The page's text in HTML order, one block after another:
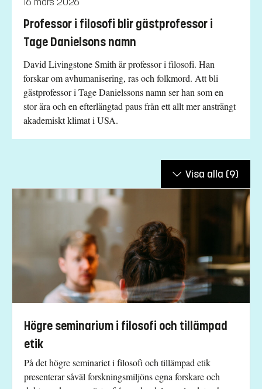
Professor i filosofi blir gästprofessor i
Tage Danielsons namn
David Livingstone Smith är professor i filosofi. Han
forskar om avhumanisering, ras och folkmord. Att bli
gästprofessor i Tage Danielssons namn ser han som en
stor ära och en efterlängtad paus från ett allt mer ansträngt
akademiskt klimat i USA.
Visa alla (9)
Högre seminarium i filosofi och tillämpad
etik
På det högre seminariet i filosofi och tillämpad etik
presenterar såväl forskningsmiljöns egna forskare och